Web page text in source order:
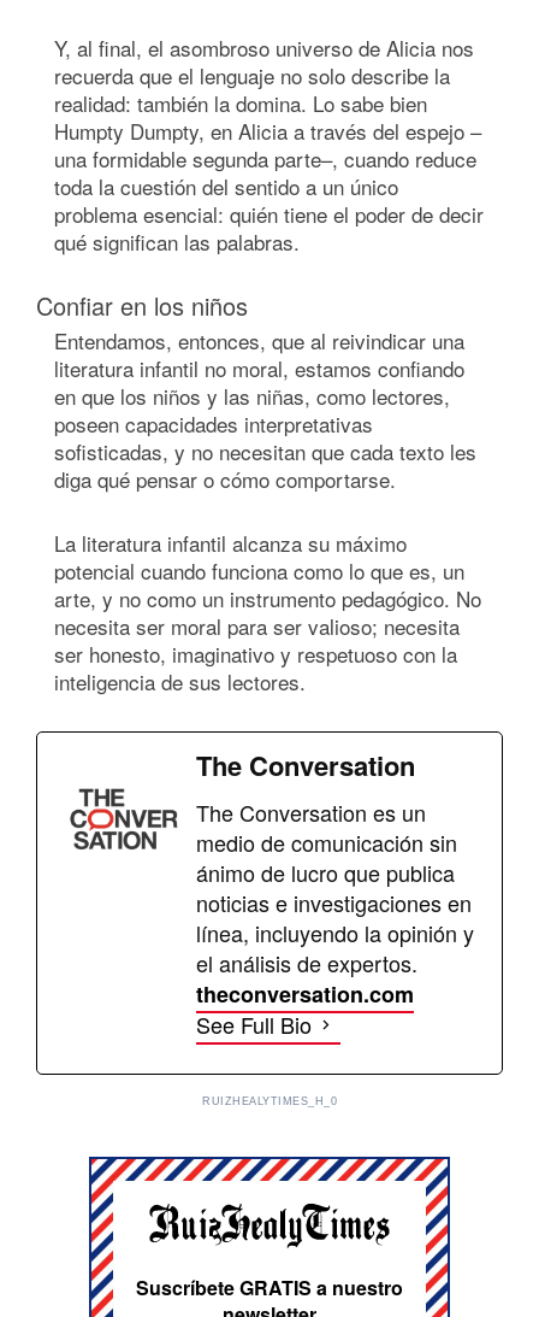
Y, al final, el asombroso universo de Alicia nos
recuerda que el lenguaje no solo describe la
realidad: también la domina. Lo sabe bien
Humpty Dumpty, en Alicia a través del espejo –
una formidable segunda parte–, cuando reduce
toda la cuestión del sentido a un único
problema esencial: quién tiene el poder de decir
qué significan las palabras.
Confiar en los niños
Entendamos, entonces, que al reivindicar una
literatura infantil no moral, estamos confiando
en que los niños y las niñas, como lectores,
poseen capacidades interpretativas
sofisticadas, y no necesitan que cada texto les
diga qué pensar o cómo comportarse.
La literatura infantil alcanza su máximo
potencial cuando funciona como lo que es, un
arte, y no como un instrumento pedagógico. No
necesita ser moral para ser valioso; necesita
ser honesto, imaginativo y respetuoso con la
inteligencia de sus lectores.
The Conversation
The Conversation es un
medio de comunicación sin
ánimo de lucro que publica
noticias e investigaciones en
línea, incluyendo la opinión y
el análisis de expertos.
theconversation.com
See Full Bio
RUIZHEALYTIMES_H_0
Suscríbete GRATIS a nuestro